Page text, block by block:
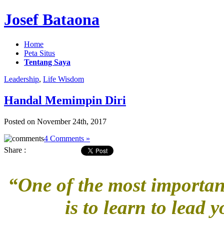
Josef Bataona
Home
Peta Situs
Tentang Saya
Leadership, Life Wisdom
Handal Memimpin Diri
Posted on November 24th, 2017
4 Comments »
Share :
“One of the most
is to learn to lead